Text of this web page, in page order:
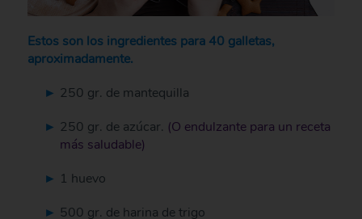
Estos son los ingredientes para 40 galletas,
aproximadamente.
250 gr. de mantequilla
250 gr. de azúcar. (O endulzante para un receta
más saludable)
1 huevo
500 gr. de harina de trigo